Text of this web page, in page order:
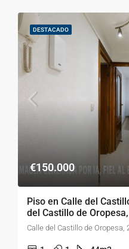
DESTACADO
€150.000
Piso en Calle del
del Castillo de
Calle del Castillo de Oropesa,